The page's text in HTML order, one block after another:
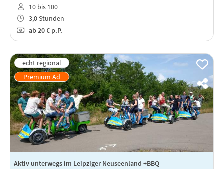
10 bis 100
3,0 Stunden
ab20 € p.P.
Aktiv unterwegs im Leipziger Neuseenland +BBQ